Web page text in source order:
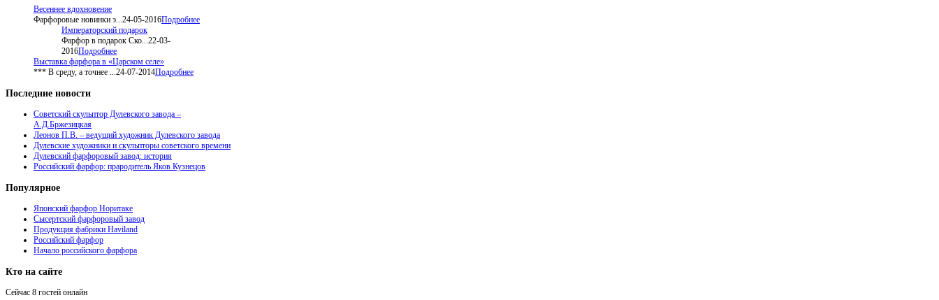
Весеннее вдохновение
Фарфоровые новинки э...24-05-2016Подробнее
Императорский подарок
Фарфор в подарок Ско...22-03-
2016Подробнее
Выставка фарфора в «Царском селе»
*** В среду, а точнее ...24-07-2014Подробнее
Последние новости
Советский скульптор Дулевского завода –
А.Д.Бржезицкая
Леонов П.В. – ведущий художник Дулевского завода
Дулевские художники и скульпторы советского времени
Дулевский фарфоровый завод: история
Российский фарфор: прародитель Яков Кузнецов
Популярное
Японский фарфор Норитаке
Сысертский фарфоровый завод
Продукция фабрики Haviland
Российский фарфор
Начало российского фарфора
Кто на сайте
Сейчас 8 гостей онлайн